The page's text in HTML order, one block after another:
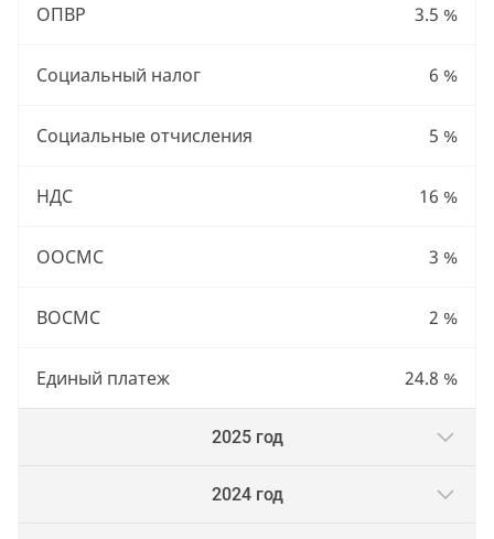
ОПВР 3.5 %
Социальный налог 6 %
Социальные отчисления 5 %
НДС 16 %
ООСМС 3 %
ВОСМС 2 %
Единый платеж 24.8 %
2025 год
2024 год